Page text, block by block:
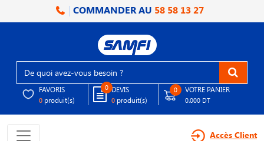
COMMANDER AU 58 58 13 27
FAVORIS
0 produit(s)
0 DEVIS
0 produit(s)
0 VOTRE PANIER
0.000 DT
Accès Client